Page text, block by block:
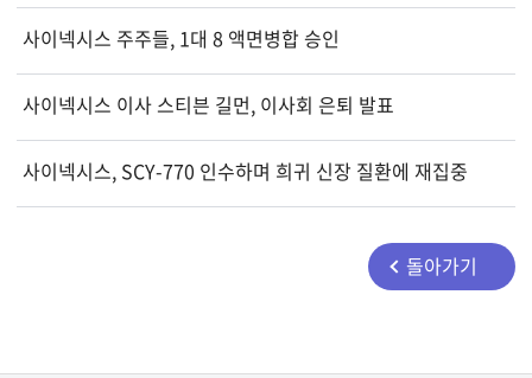
사이넥시스 주주들, 1대 8 액면병합 승인
사이넥시스 이사 스티븐 길먼, 이사회 은퇴 발표
사이넥시스, SCY-770 인수하며 희귀 신장 질환에 재집중
돌아가기